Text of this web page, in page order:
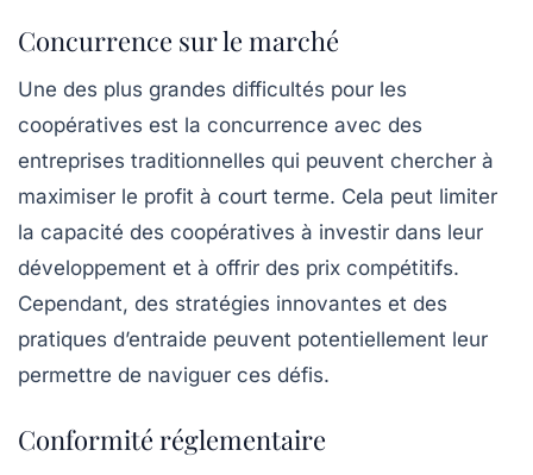
Concurrence sur le marché
Une des plus grandes difficultés pour les
coopératives est la concurrence avec des
entreprises traditionnelles qui peuvent chercher à
maximiser le profit à court terme. Cela peut limiter
la capacité des coopératives à investir dans leur
développement et à offrir des prix compétitifs.
Cependant, des stratégies innovantes et des
pratiques d’entraide peuvent potentiellement leur
permettre de naviguer ces défis.
Conformité réglementaire